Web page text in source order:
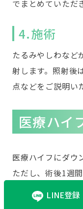
LINE登録
でまとめていただ
4.施術
たるみやしわなど
射します。照射後
点などをご説明い
医療ハイ
医療ハイフにダウ
ただし、術後1週
や痛み、むくみ
なイベントの直